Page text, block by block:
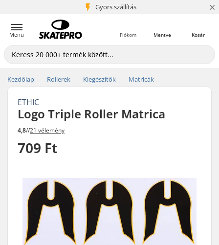
Gyors szállítás
5+ millió ügyfél ×
Menü Kosár
Mentve
Fiókom
Kezdőlap Rollerek Kiegészítők Matricák
ETHIC
Logo Triple Roller Matrica
4,8//21 vélemény
709 Ft